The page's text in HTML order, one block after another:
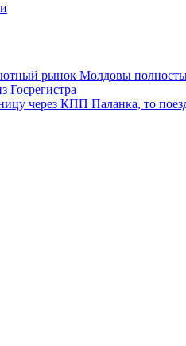
рынок Молдовы
Госрегистра
через КПП Паланка, то